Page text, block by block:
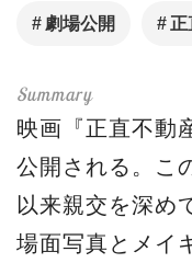
劇場公開 正
映画『正直不動
公開される。こ
以来親交を深め
場面写真とメイ